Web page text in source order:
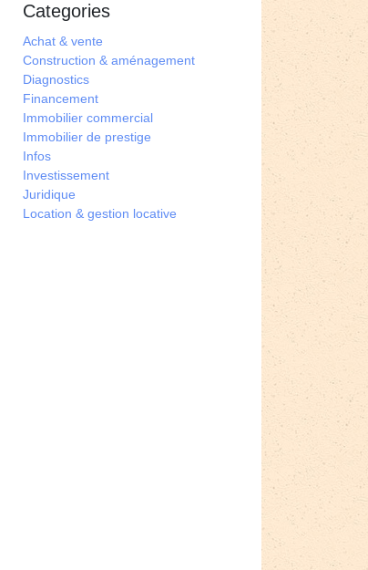
Categories
Achat & vente
Construction & aménagement
Diagnostics
Financement
Immobilier commercial
Immobilier de prestige
Infos
Investissement
Juridique
Location & gestion locative